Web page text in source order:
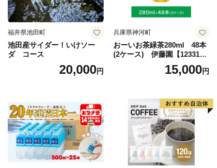
福井県池田町
池田産サイダー！いけソー
ダ コース
20,000円
兵庫県神河町
おーいお茶緑茶280ml 48本
(2ケース) 伊藤園【123317
15,000円